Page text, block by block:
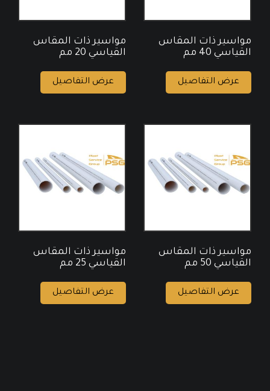
مواسير ذات المقاس
القياسي 20 مم
عرض التفاصيل
مواسير ذات المقاس
القياسي 40 مم
عرض التفاصيل
مواسير ذات المقاس
القياسي 25 مم
عرض التفاصيل
مواسير ذات المقاس
القياسي 50 مم
عرض التفاصيل